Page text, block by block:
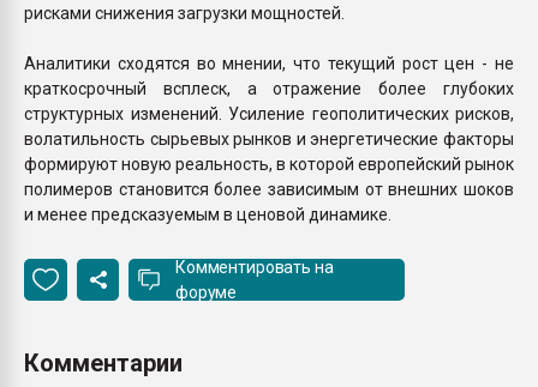
рисками снижения загрузки мощностей.
Аналитики сходятся во мнении, что текущий рост цен - не
краткосрочный всплеск, а отражение более глубоких
структурных изменений. Усиление геополитических рисков,
волатильность сырьевых рынков и энергетические факторы
формируют новую реальность, в которой европейский рынок
полимеров становится более зависимым от внешних шоков
и менее предсказуемым в ценовой динамике.
Комментировать на
форуме
Комментарии